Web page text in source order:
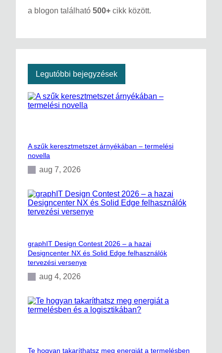
r
a blogon található 500+ cikk között.
Legutóbbi bejegyzések
A szűk keresztmetszet árnyékában – termelési
novella
aug 7, 2026
graphIT Design Contest 2026 – a hazai
Designcenter NX és Solid Edge felhasználók
tervezési versenye
aug 4, 2026
Te hogyan takaríthatsz meg energiát a termelésben